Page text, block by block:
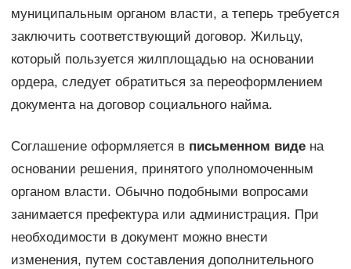
муниципальным органом власти, а теперь требуется
заключить соответствующий договор. Жильцу,
который пользуется жилплощадью на основании
ордера, следует обратиться за переоформлением
документа на договор социального найма.
Соглашение оформляется в письменном видена
основании решения, принятого уполномоченным
органом власти. Обычно подобными вопросами
занимается префектура или администрация. При
необходимости в документ можно внести
изменения, путем составления дополнительного